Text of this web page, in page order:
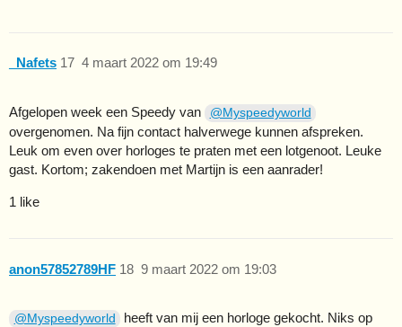
_Nafets 4 maart 2022 om 19:49
17
Afgelopen week een Speedy van @Myspeedyworld
overgenomen. Na fijn contact halverwege kunnen afspreken.
Leuk om even over horloges te praten met een lotgenoot. Leuke
gast. Kortom; zakendoen met Martijn is een aanrader!
1 like
anon57852789HF 9 maart 2022 om 19:03
18
@Myspeedyworld
heeft van mij een horloge gekocht. Niks op